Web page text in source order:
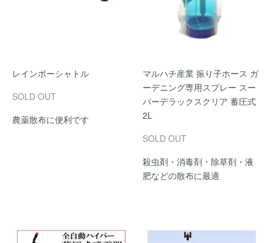
レインボーシャトル
SOLD OUT
農薬散布に便利です
マルハチ産業 振り子ホース ガ
ーデニング専用スプレー スー
パーデラックスクリア 蓄圧式
2L
SOLD OUT
殺虫剤・消毒剤・除草剤・液
肥などの散布に最適